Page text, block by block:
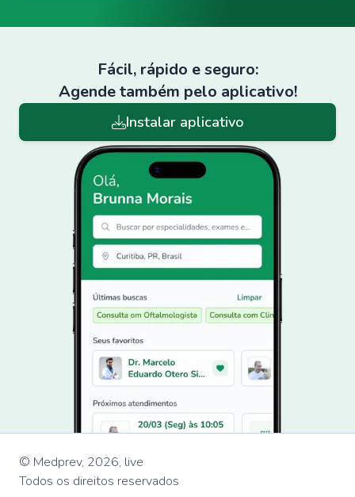
Fácil, rápido e seguro:
Agende também pelo aplicativo!
Instalar aplicativo
© Medprev, 2026, live
Todos os direitos reservados